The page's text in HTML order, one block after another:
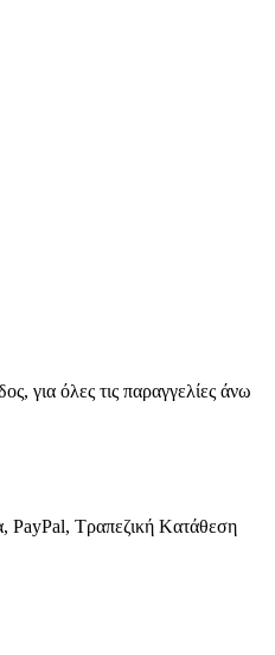
για όλες τις παραγγελίες άνω
PayPal, Τραπεζική Kατάθεση